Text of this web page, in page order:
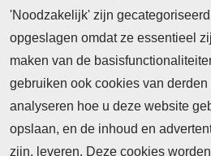
'Noodzakelijk' zijn
opgeslagen omdat ze essentieel
maken van de
gebruiken ook cookies van
analyseren hoe u deze website
opslaan, en de inhoud en
zijn, leveren. Deze cookies
Nieuws